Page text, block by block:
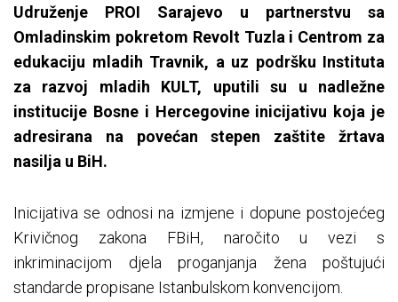
Udruženje PROI Sarajevo u partnerstvu sa
Omladinskim pokretom Revolt Tuzla i Centrom za
edukaciju mladih Travnik, a uz podršku Instituta
za razvoj mladih KULT, uputili su u nadležne
institucije Bosne i Hercegovine inicijativu koja je
adresirana na povećan stepen zaštite žrtava
nasilja u BiH.
Inicijativa se odnosi na izmjene i dopune postojećeg
Krivičnog zakona FBiH, naročito u vezi s
inkriminacijom djela proganjanja žena poštujući
standarde propisane Istanbulskom konvencijom.